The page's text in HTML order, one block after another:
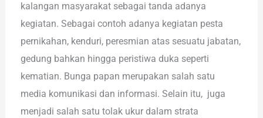
kalangan masyarakat sebagai tanda adanya
kegiatan. Sebagai contoh adanya kegiatan pesta
pernikahan, kenduri, peresmian atas sesuatu jabatan,
gedung bahkan hingga peristiwa duka seperti
kematian. Bunga papan merupakan salah satu
media komunikasi dan informasi. Selain itu, juga
menjadi salah satu tolak ukur dalam strata